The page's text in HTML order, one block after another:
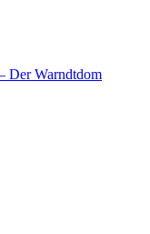
Der Warndtdom